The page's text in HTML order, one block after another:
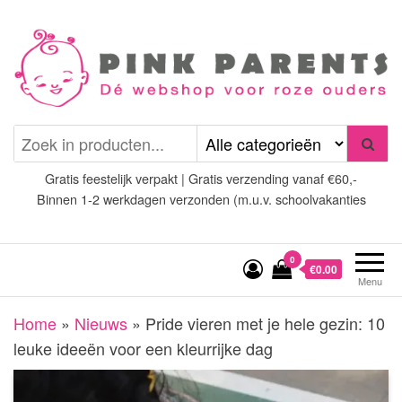
inhoud
Pink Parents
(wens)ouders
Gratis feestelijk verpakt | Gratis verzending vanaf €60,-
Binnen 1-2 werkdagen verzonden (m.u.v. schoolvakanties
Menu
0
€0.00
Home » Nieuws » Pride vieren met je hele gezin: 10
leuke ideeën voor een kleurrijke dag